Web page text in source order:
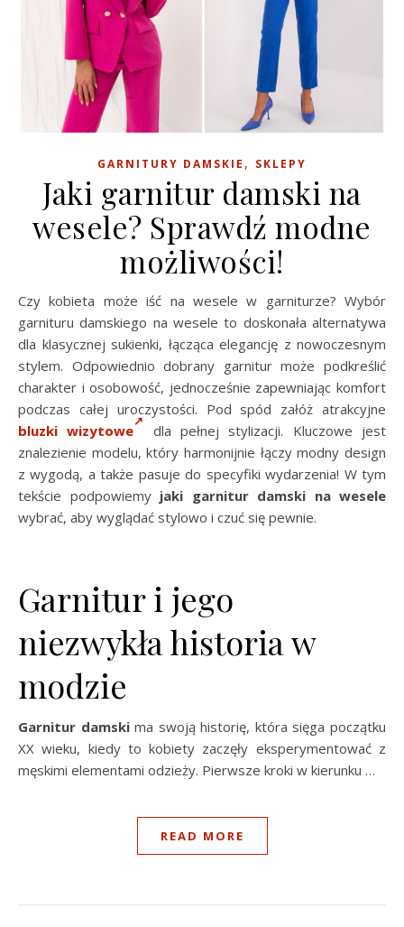
GARNITURY DAMSKIE , SKLEPY
Jaki garnitur damski na
wesele? Sprawdź modne
możliwości!
Czy kobieta może iść na wesele w garniturze? Wybór
garnituru damskiego na wesele to doskonała alternatywa
dla klasycznej sukienki, łącząca elegancję z nowoczesnym
stylem. Odpowiednio dobrany garnitur może podkreślić
charakter i osobowość, jednocześnie zapewniając komfort
podczas całej uroczystości. Pod spód załóż atrakcyjne
bluzki wizytowe
dla pełnej stylizacji. Kluczowe jest
znalezienie modelu, który harmonijnie łączy modny design
z wygodą, a także pasuje do specyfiki wydarzenia! W tym
tekście podpowiemy jaki garnitur damski na wesele
wybrać, aby wyglądać stylowo i czuć się pewnie.
Garnitur i jego
niezwykła historia w
modzie
Garnitur damskima swoją historię, która sięga początku
XX wieku, kiedy to kobiety zaczęły eksperymentować z
męskimi elementami odzieży. Pierwsze kroki w kierunku …
READ MORE